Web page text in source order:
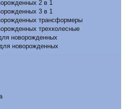
2 в 1
3 в 1
трансформеры
трехколесные
новорожденных
новорожденных